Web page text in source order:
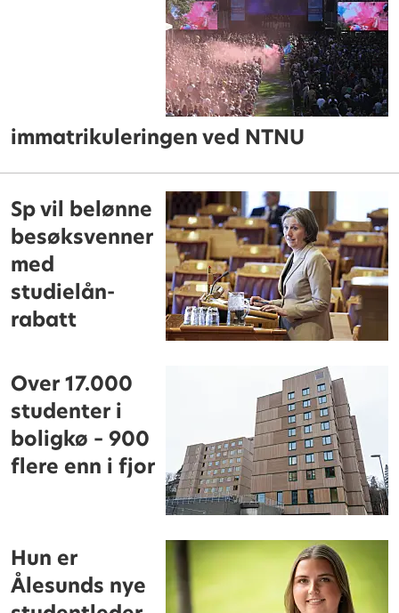
immatrikuleringen ved NTNU
Sp vil belønne
besøksvenner
med
studielån-
rabatt
Over 17.000
studenter i
boligkø – 900
flere enn i fjor
Hun er
Ålesunds nye